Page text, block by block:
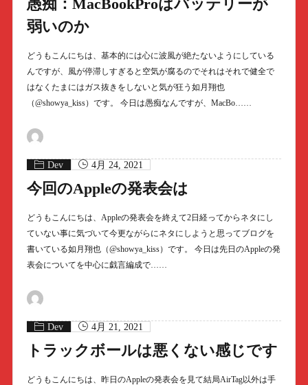
愚痴：MacBookProはバッテリーが
弱いのか
どうもこんにちは、基本的には心に波風が絶たないようにしている
んですが、風が停滞しすぎると空気が腐るのでそれはそれで健全で
はなくたまにはガス抜きをしないと気が狂う如月翔也
（@showya_kiss）です。 今日は愚痴なんですが、MacBo……
Dev 4月 24, 2021
今回のAppleの発表会は
どうもこんにちは、Appleの発表会を終えて2日経ってからネタにし
ていない事に気づいて今更ながらにネタにしようと思ってブログを
書いている如月翔也（@showya_kiss）です。 今日は先日のAppleの発
表会についてを中心に戯言編成で……
Dev 4月 21, 2021
トラックボールは悪くない感じです
どうもこんにちは、昨日のAppleの発表会を見て結局AirTag以外は手